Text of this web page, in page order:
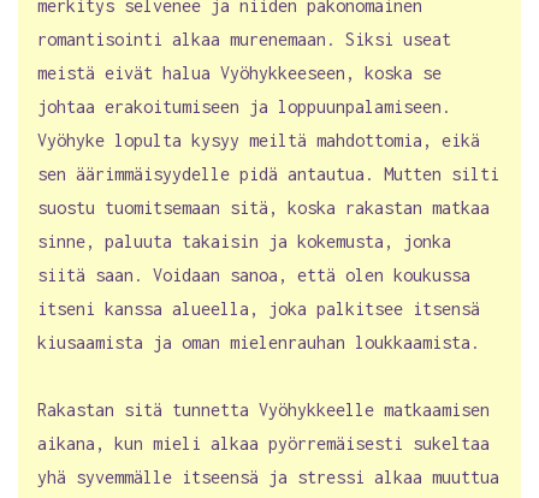
merkitys selvenee ja niiden pakonomainen
romantisointi alkaa murenemaan. Siksi useat
meistä eivät halua Vyöhykkeeseen, koska se
johtaa erakoitumiseen ja loppuunpalamiseen.
Vyöhyke lopulta kysyy meiltä mahdottomia, eikä
sen äärimmäisyydelle pidä antautua. Mutten silti
suostu tuomitsemaan sitä, koska rakastan matkaa
sinne, paluuta takaisin ja kokemusta, jonka
siitä saan. Voidaan sanoa, että olen koukussa
itseni kanssa alueella, joka palkitsee itsensä
kiusaamista ja oman mielenrauhan loukkaamista.
Rakastan sitä tunnetta Vyöhykkeelle matkaamisen
aikana, kun mieli alkaa pyörremäisesti sukeltaa
yhä syvemmälle itseensä ja stressi alkaa muuttua